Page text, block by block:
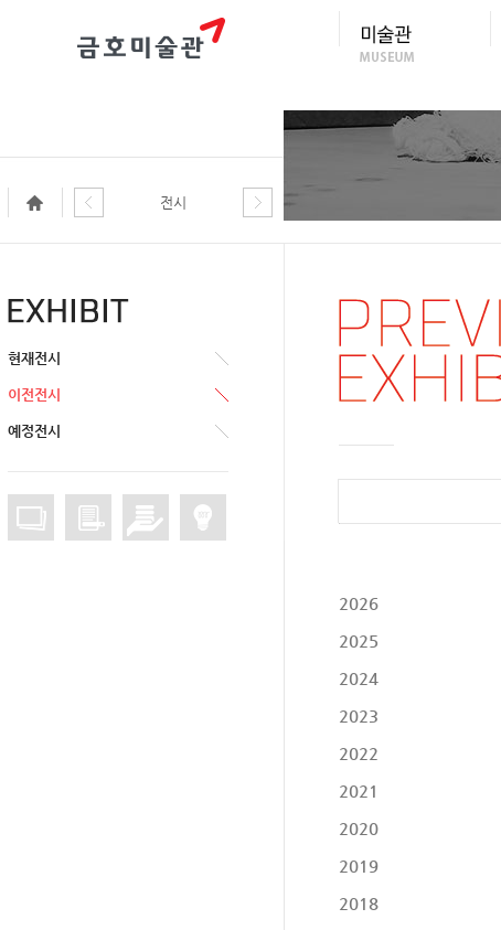
전시
현재전시
이전전시
예정전시
2026
2025
2024
2023
2022
2021
2020
2019
2018